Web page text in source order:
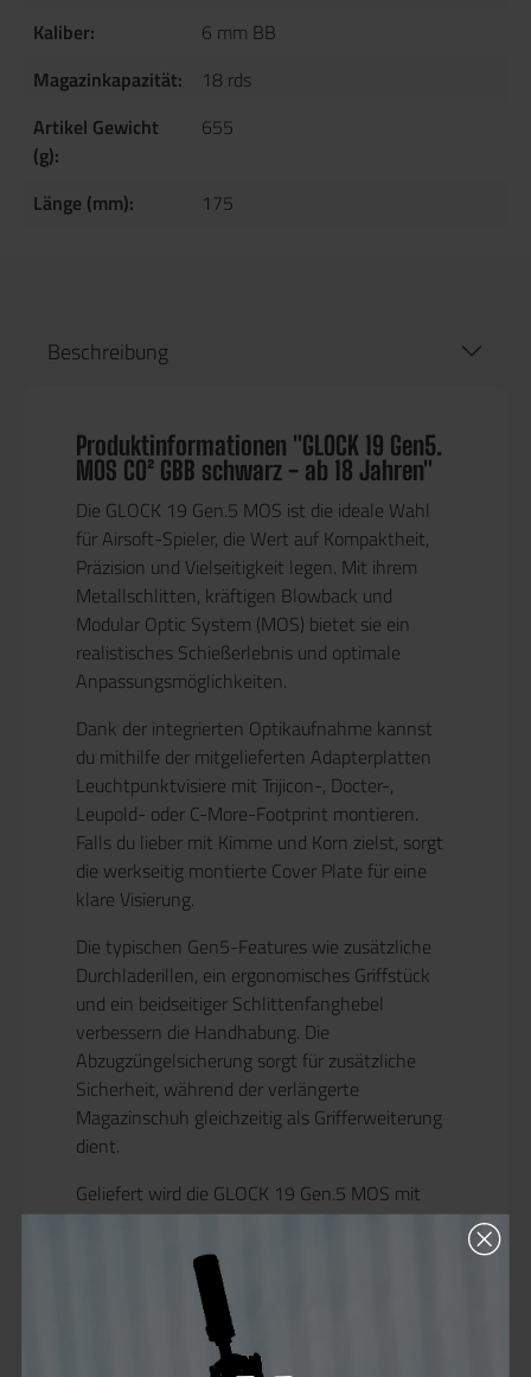
Kaliber:
6 mm BB
Magazinkapazität:
18 rds
Artikel Gewicht
(g):
655
Länge (mm): 175
Beschreibung
Produktinformationen "GLOCK 19 Gen5.
MOS CO² GBB schwarz - ab 18 Jahren"
Die GLOCK 19 Gen.5 MOS ist die ideale Wahl
für Airsoft-Spieler, die Wert auf Kompaktheit,
Präzision und Vielseitigkeit legen. Mit ihrem
Metallschlitten, kräftigen Blowback und
Modular Optic System (MOS) bietet sie ein
realistisches Schießerlebnis und optimale
Anpassungsmöglichkeiten.
Dank der integrierten Optikaufnahme kannst
du mithilfe der mitgelieferten Adapterplatten
Leuchtpunktvisiere mit Trijicon-, Docter-,
Leupold- oder C-More-Footprint montieren.
Falls du lieber mit Kimme und Korn zielst, sorgt
die werkseitig montierte Cover Plate für eine
klare Visierung.
Die typischen Gen5-Features wie zusätzliche
Durchladerillen, ein ergonomisches Griffstück
und ein beidseitiger Schlittenfanghebel
verbessern die Handhabung. Die
Abzugzüngelsicherung sorgt für zusätzliche
Sicherheit, während der verlängerte
Magazinschuh gleichzeitig als Grifferweiterung
dient.
Geliefert wird die GLOCK 19 Gen.5 MOS mit
einemCO₂-Magazin– alternativ kann auch ein
verwendet werden. Die
Kompatibilität mit gängigen
Backup-Waffe